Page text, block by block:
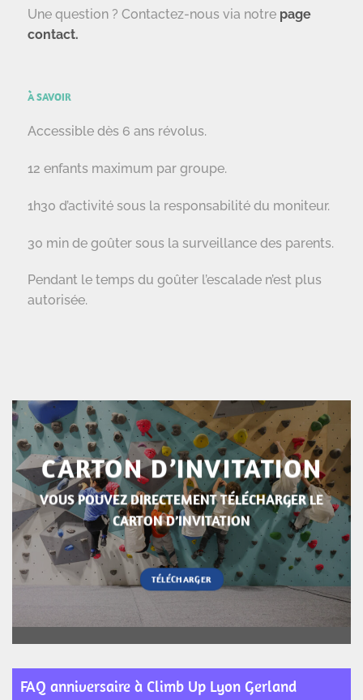
Une question ? Contactez-nous via notre page
contact.
À SAVOIR
Accessible dès 6 ans révolus.
12 enfants maximum par groupe.
1h30 d’activité sous la responsabilité du moniteur.
30 min de goûter sous la surveillance des parents.
Pendant le temps du goûter l’escalade n’est plus
autorisée.
CARTON D’INVITATION
VOUS POUVEZ DIRECTEMENT TÉLÉCHARGER LE
CARTON D’INVITATION
TÉLÉCHARGER
FAQ anniversaire à Climb Up Lyon Gerland